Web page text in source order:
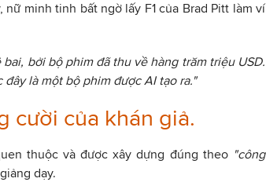
minh tinh bất ngờ lấy F1 của Brad Pitt làm ví
bởi bộ phim đã thu về hàng trăm triệu USD.
đây là một bộ phim được AI tạo ra."
cười của khán giả.
thuộc và được xây dựng đúng theo "công
dạy.